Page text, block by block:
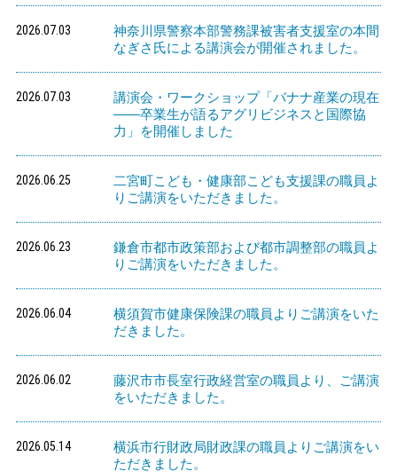
2026.07.03
神奈川県警察本部警務課被害者支援室の本間
なぎさ氏による講演会が開催されました。
2026.07.03
講演会・ワークショップ「バナナ産業の現在
――卒業生が語るアグリビジネスと国際協
力」を開催しました
2026.06.25
二宮町こども・健康部こども支援課の職員よ
りご講演をいただきました。
2026.06.23
鎌倉市都市政策部および都市調整部の職員よ
りご講演をいただきました。
2026.06.04
横須賀市健康保険課の職員よりご講演をいた
だきました。
2026.06.02
藤沢市市長室行政経営室の職員より、ご講演
をいただきました。
2026.05.14
横浜市行財政局財政課の職員よりご講演をい
ただきました。